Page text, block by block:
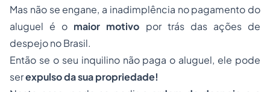
Mas não se engane, a inadimplência no pagamento do
aluguel é o maior motivo por trás das ações de
despejo no Brasil.
Então se o seu inquilino não paga o aluguel, ele pode
serexpulso da sua propriedade!